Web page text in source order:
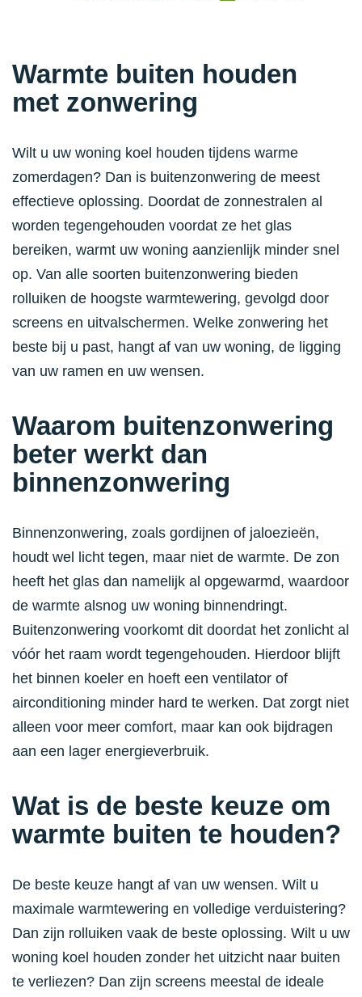
Warmte buiten houden
met zonwering
Wilt u uw woning koel houden tijdens warme
zomerdagen? Dan is buitenzonwering de meest
effectieve oplossing. Doordat de zonnestralen al
worden tegengehouden voordat ze het glas
bereiken, warmt uw woning aanzienlijk minder snel
op. Van alle soorten buitenzonwering bieden
rolluiken de hoogste warmtewering, gevolgd door
screens en uitvalschermen. Welke zonwering het
beste bij u past, hangt af van uw woning, de ligging
van uw ramen en uw wensen.
Waarom buitenzonwering
beter werkt dan
binnenzonwering
Binnenzonwering, zoals gordijnen of jaloezieën,
houdt wel licht tegen, maar niet de warmte. De zon
heeft het glas dan namelijk al opgewarmd, waardoor
de warmte alsnog uw woning binnendringt.
Buitenzonwering voorkomt dit doordat het zonlicht al
vóór het raam wordt tegengehouden. Hierdoor blijft
het binnen koeler en hoeft een ventilator of
airconditioning minder hard te werken. Dat zorgt niet
alleen voor meer comfort, maar kan ook bijdragen
aan een lager energieverbruik.
Wat is de beste keuze om
warmte buiten te houden?
De beste keuze hangt af van uw wensen. Wilt u
maximale warmtewering en volledige verduistering?
Dan zijn rolluiken vaak de beste oplossing. Wilt u uw
woning koel houden zonder het uitzicht naar buiten
te verliezen? Dan zijn screens meestal de ideale